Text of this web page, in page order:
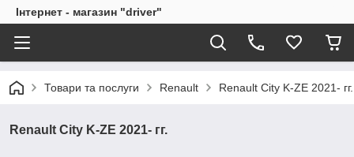
Інтернет - магазин "driver"
Товари та послуги Renault Renault City K-ZE 2021- гг.
Renault City K-ZE 2021- гг.